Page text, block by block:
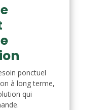
ponctuel
à long terme,
qui